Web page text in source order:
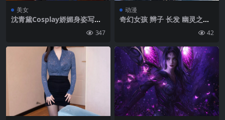
美女
沈青黛Cosplay娇媚身姿写真
347
动漫
奇幻女孩 辫子 长发 幽灵之刃
42